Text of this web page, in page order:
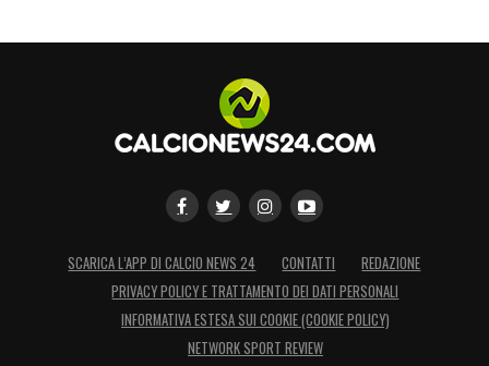
SCARICA L’APP DI CALCIO NEWS 24 CONTATTI
REDAZIONE
PRIVACY POLICY E TRATTAMENTO DEI DATI PERSONALI
INFORMATIVA ESTESA SUI COOKIE (COOKIE POLICY)
NETWORK SPORT REVIEW